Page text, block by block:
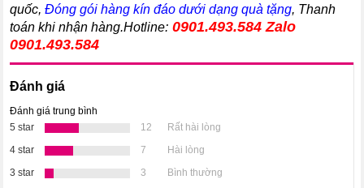
quốc,Đóng gói hàng kín đáo dưới dạng quà tặng, Thanh
toán khi nhận hàng.Hotline: 0901.493.584 Zalo
0901.493.584
Đánh giá
Đánh giá trung bình
5 star
12
Rất hài lòng
4 star
7
Hài lòng
3 star
3
Bình thường